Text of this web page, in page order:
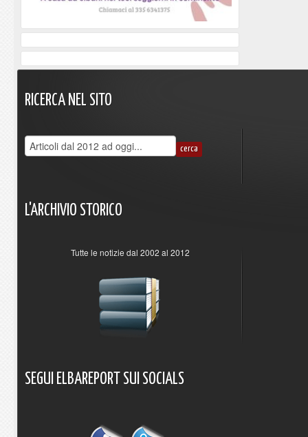
RICERCA NEL SITO
L'ARCHIVIO STORICO
Tutte le notizie dal 2002 al 2012
SEGUI ELBAREPORT SUI SOCIALS